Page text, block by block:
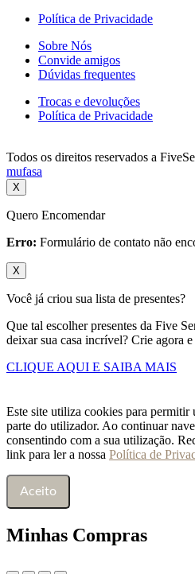
Política de Privacidade
Sobre Nós
Convide amigos
Dúvidas frequentes
Trocas e devoluções
Política de Privacidade
Todos os direitos reservados a
mufasa
X
Quero Encomendar
Erro: Formulário de contato não
X
Você já criou sua lista de presentes?
Que tal escolher presentes da Five
deixar sua casa incrível? Crie agora
CLIQUE AQUI E SAIBA MAIS
Este site utiliza cookies para
parte do utilizador. Ao continuar
consentindo com a sua utilização.
link para ler a nossa Política de
Aceito
Minhas Compras